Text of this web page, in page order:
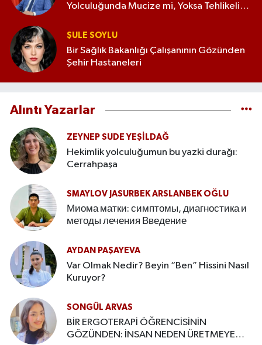
Yolculuğunda Mucize mi, Yoksa Tehlikeli
ŞULE SOYLU
Bir Sağlık Bakanlığı Çalışanının Gözünden
Şehir Hastaneleri
Alıntı Yazarlar
ZEYNEP SUDE YEŞİLDAĞ
Hekimlik yolculuğumun bu yazki durağı:
Cerrahpaşa
SMAYLOV JASURBEK ARSLANBEK OĞLU
Миома матки: симптомы, диагностика и
методы лечения Введение
AYDAN PAŞAYEVA
Var Olmak Nedir? Beyin “Ben” Hissini Nasıl
Kuruyor?
SONGÜL ARVAS
BİR ERGOTERAPİ ÖĞRENCİSİNİN
GÖZÜNDEN: İNSAN NEDEN ÜRETMEYE